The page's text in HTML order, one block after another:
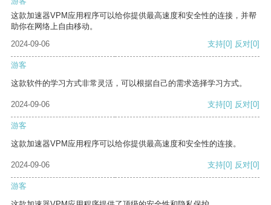
这款加速器VPM应用程序可以给你提供最高速度和安全性的连接，并帮
助你在网络上自由移动。
2024-09-06
支持[0] 反对[0]
游客
这款软件的学习方式非常灵活，可以根据自己的需求选择学习方式。
2024-09-06 支持[0] 反对[0]
游客
这款加速器VPM应用程序可以给你提供最高速度和安全性的连接。
2024-09-06 支持[0] 反对[0]
游客